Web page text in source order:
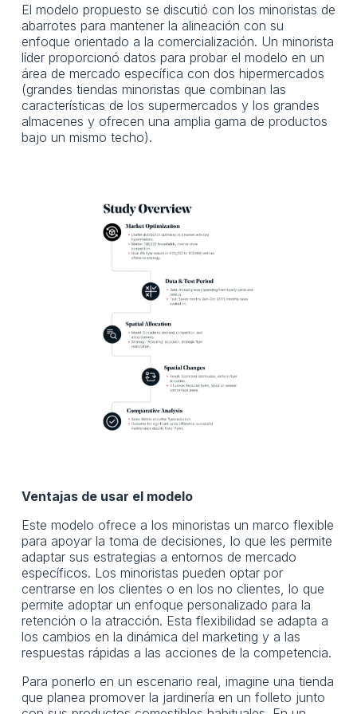
El modelo propuesto se discutió con los minoristas de
abarrotes para mantener la alineación con su
enfoque orientado a la comercialización. Un minorista
líder proporcionó datos para probar el modelo en un
área de mercado específica con dos hipermercados
(grandes tiendas minoristas que combinan las
características de los supermercados y los grandes
almacenes y ofrecen una amplia gama de productos
bajo un mismo techo).
Ventajas de usar el modelo
Este modelo ofrece a los minoristas un marco flexible
para apoyar la toma de decisiones, lo que les permite
adaptar sus estrategias a entornos de mercado
específicos. Los minoristas pueden optar por
centrarse en los clientes o en los no clientes, lo que
permite adoptar un enfoque personalizado para la
retención o la atracción. Esta flexibilidad se adapta a
los cambios en la dinámica del marketing y a las
respuestas rápidas a las acciones de la competencia.
Para ponerlo en un escenario real, imagine una tienda
que planea promover la jardinería en un folleto junto